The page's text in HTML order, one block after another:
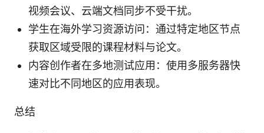
视频会议、云端文档同步不受干扰。
学生在海外学习资源访问：通过特定地区节点
获取区域受限的课程材料与论文。
内容创作者在多地测试应用：使用多服务器快
速对比不同地区的应用表现。
总结